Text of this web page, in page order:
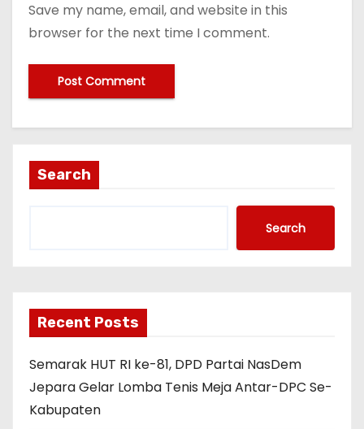
Save my name, email, and website in this
browser for the next time I comment.
Search
Search
Recent Posts
Semarak HUT RI ke-81, DPD Partai NasDem
Jepara Gelar Lomba Tenis Meja Antar-DPC Se-
Kabupaten